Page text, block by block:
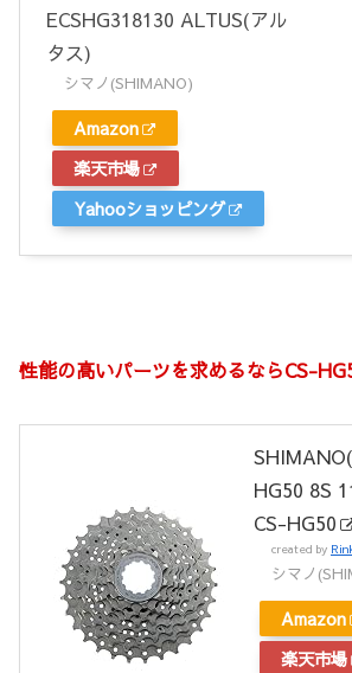
ECSHG318130 ALTUS(アル
タス)
シマノ(SHIMANO)
Amazon
楽天市場
Yahooショッピング
性能の高いパーツを求めるならCS-
HG50 8S
CS-HG50
created by
シマノ
Amazon
楽天市場